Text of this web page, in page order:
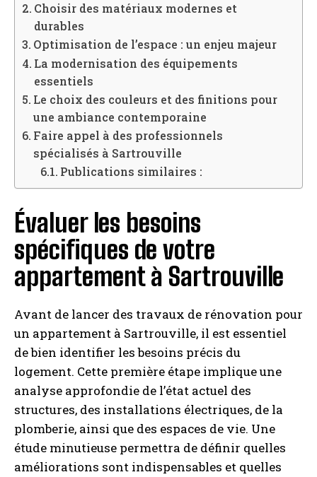
Choisir des matériaux modernes et
durables
Optimisation de l’espace : un enjeu majeur
La modernisation des équipements
essentiels
Le choix des couleurs et des finitions pour
une ambiance contemporaine
Faire appel à des professionnels
spécialisés à Sartrouville
Publications similaires :
Évaluer les besoins
spécifiques de votre
appartement à Sartrouville
Avant de lancer des travaux de rénovation pour
un appartement à Sartrouville, il est essentiel
de bien identifier les besoins précis du
logement. Cette première étape implique une
analyse approfondie de l’état actuel des
structures, des installations électriques, de la
plomberie, ainsi que des espaces de vie. Une
étude minutieuse permettra de définir quelles
améliorations sont indispensables et quelles